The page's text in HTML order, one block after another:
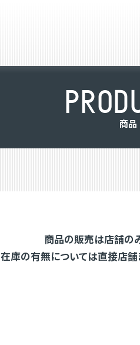
PROD
商品
商品の販売は店舗の
在庫の有無については直接店舗